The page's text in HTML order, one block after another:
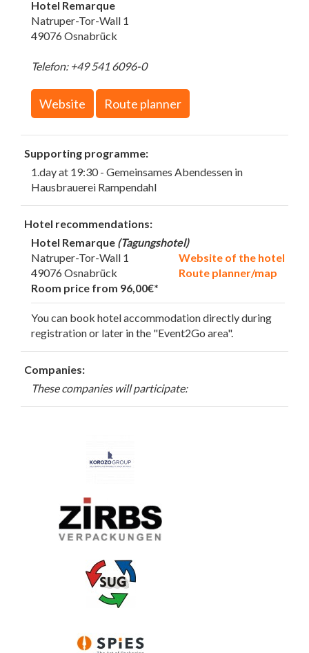
Hotel Remarque
Natruper-Tor-Wall 1
49076 Osnabrück
Telefon: +49 541 6096-0
Website Route planner
Supporting programme:
1.day at 19:30 - Gemeinsames Abendessen in
Hausbrauerei Rampendahl
Hotel recommendations:
Hotel Remarque (Tagungshotel)
Website of the hotel
Route planner/map
Natruper-Tor-Wall 1
49076 Osnabrück
Room price from 96,00€*
You can book hotel accommodation directly during
registration or later in the "Event2Go area".
Companies:
These companies will participate: